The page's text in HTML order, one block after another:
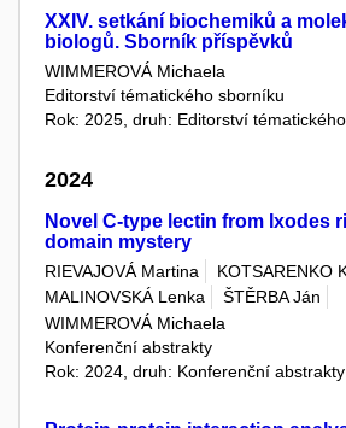
XXIV. setkání biochemiků a
biologů. Sborník příspěvků
WIMMEROVÁ Michaela
Editorství tématického sborníku
Rok: 2025, druh: Editorství
2024
Novel C-type lectin from Ixodes
domain mystery
RIEVAJOVÁ Martina
KOTSARENKO
MALINOVSKÁ Lenka
ŠTĚRBA Ján
WIMMEROVÁ Michaela
Konferenční abstrakty
Rok: 2024, druh: Konferenční abstrakty